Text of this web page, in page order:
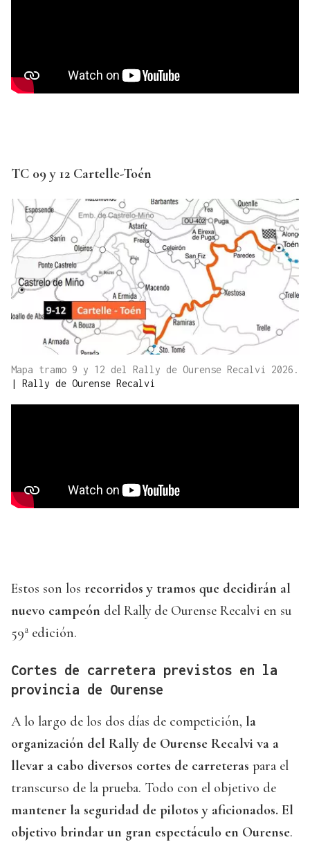
TC 09 y 12 Cartelle-Toén
Mapa tramo 9 y 12 del Rally de Ourense Recalvi 2026.
Rally de Ourense Recalvi
Estos son los recorridos y tramos que decidirán al
nuevo campeón del Rally de Ourense Recalvi en su
59ª edición.
Cortes de carretera previstos en la
provincia de Ourense
A lo largo de los dos días de competición, la
organización del Rally de Ourense Recalvi va a
llevar a cabo diversos cortes de carreteras para el
transcurso de la prueba. Todo con el objetivo de
mantener la seguridad de pilotos y aficionados. El
objetivo brindar un gran espectáculo en Ourense.